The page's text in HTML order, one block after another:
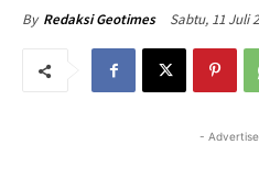
By Redaksi Geotimes Sabtu, 11 Juli
-